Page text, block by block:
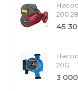
200
45
20G
3